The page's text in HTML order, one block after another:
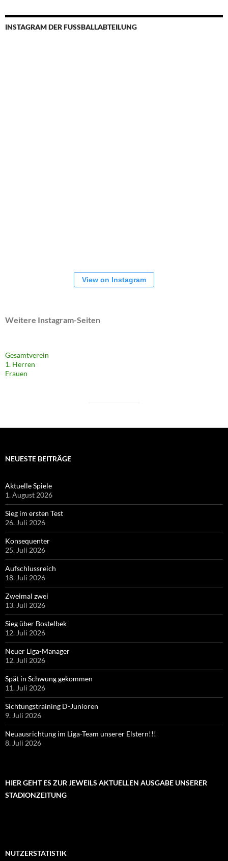
INSTAGRAM DER FUSSBALLABTEILUNG
View on Instagram
Weitere Instagram-Seiten
Gesamtverein
1. Herren
Frauen
NEUESTE BEITRÄGE
Aktuelle Spiele
1. August 2026
Sieg im ersten Test
26. Juli 2026
Konsequenter
25. Juli 2026
Aufschlussreich
18. Juli 2026
Zweimal zwei
13. Juli 2026
Sieg über Bostelbek
12. Juli 2026
Neuer Liga-Manager
12. Juli 2026
Spät in Schwung gekommen
11. Juli 2026
Sichtungstraining D-Junioren
9. Juli 2026
Neuausrichtung im Liga-Team unserer Elstern!!!
8. Juli 2026
HIER GEHT ES ZUR JEWEILS AKTUELLEN AUSGABE UNSERER
STADIONZEITUNG
NUTZERSTATISTIK